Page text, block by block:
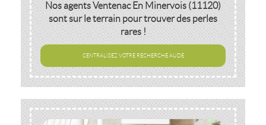
Nos agentsVentenac En Minervois (11120)
sont sur le terrain pour trouver des perles
rares !
CENTRALISEZ VOTRE RECHERCHE AUDE